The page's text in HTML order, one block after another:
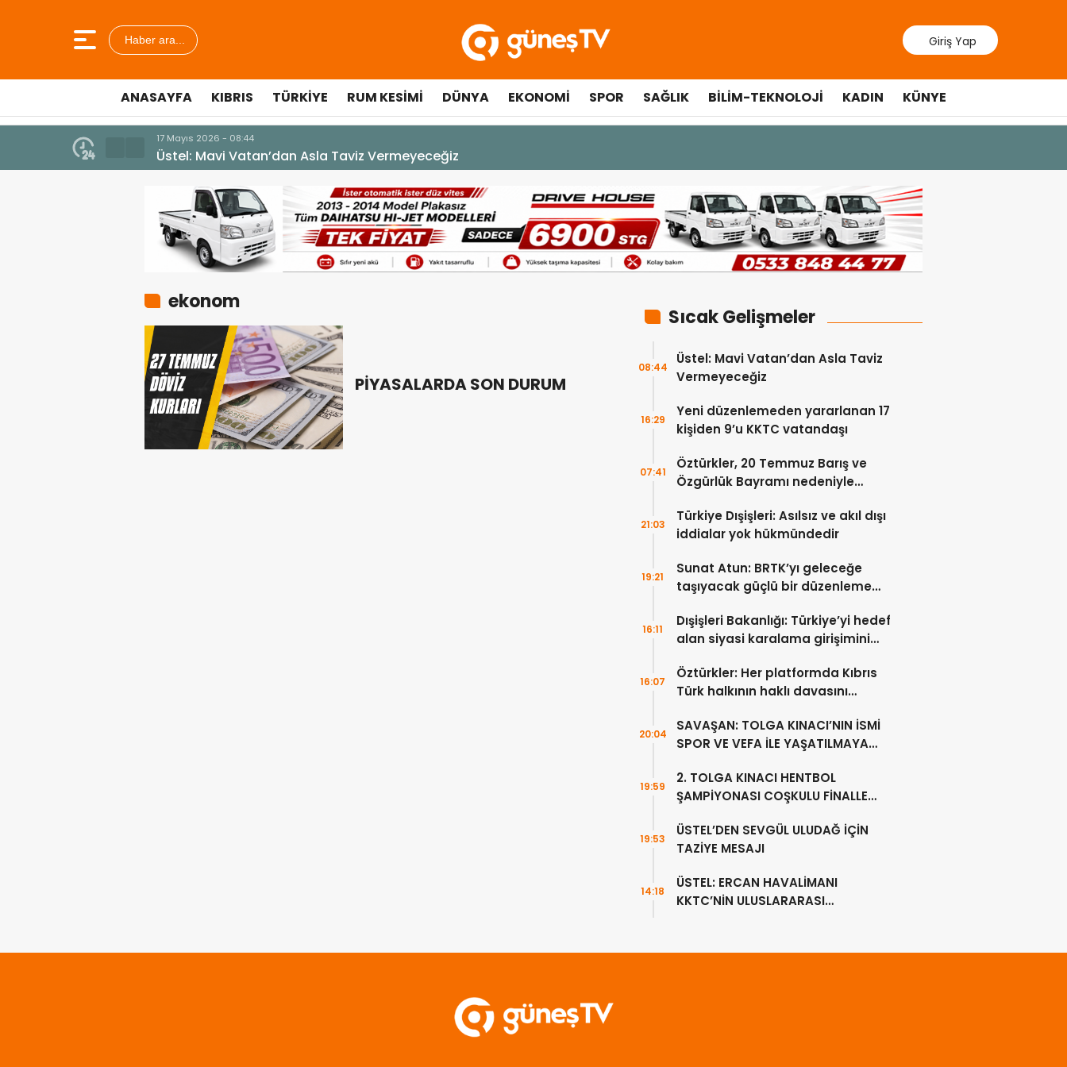
Haber ara... Giriş Yap
ANASAYFA KIBRIS TÜRKIYE RUM KESIMI DÜNYA EKONOMI SPOR SAĞLIK BILIM-TEKNOLOJI KADIN KÜNYE
17 Mayıs 2026 - 08:44
Üstel: Mavi Vatan’dan Asla Taviz Vermeyeceğiz
ekonom
PİYASALARDA SON DURUM
Sıcak Gelişmeler
Üstel: Mavi Vatan’dan Asla Taviz
Vermeyeceğiz
08:44
Yeni düzenlemeden yararlanan 17
kişiden 9’u KKTC vatandaşı
16:29
Öztürkler, 20 Temmuz Barış ve
Özgürlük Bayramı nedeniyle
07:41
Türkiye Dışişleri: Asılsız ve akıl dışı
iddialar yok hükmündedir
21:03
Sunat Atun: BRTK’yı geleceğe
taşıyacak güçlü bir düzenleme
19:21
Dışişleri Bakanlığı: Türkiye’yi hedef
alan siyasi karalama girişimini
16:11
Öztürkler: Her platformda Kıbrıs
Türk halkının haklı davasını
16:07
SAVAŞAN: TOLGA KINACI’NIN İSMİ
SPOR VE VEFA İLE YAŞATILMAYA
20:04
2. TOLGA KINACI HENTBOL
ŞAMPİYONASI COŞKULU FİNALLE
19:59
ÜSTEL’DEN SEVGÜL ULUDAĞ İÇİN
TAZİYE MESAJI
19:53
ÜSTEL: ERCAN HAVALİMANI
KKTC’NİN ULUSLARARASI
14:18